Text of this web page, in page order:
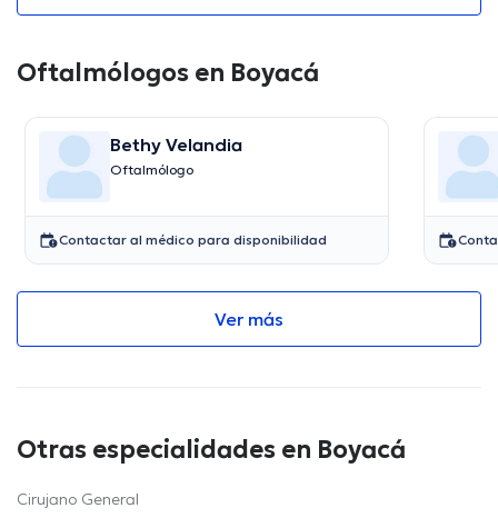
Oftalmólogos en Boyacá
Bethy Velandia
Oftalmólogo
Contactar al médico para disponibilidad
Ver más
Otras especialidades en Boyacá
Cirujano General